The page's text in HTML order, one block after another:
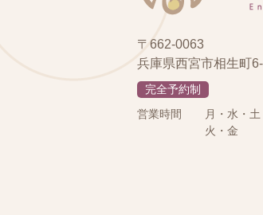
〒662-0063
兵庫県西宮市相生町
完全予約制
営業時間
月・水・土
火・金